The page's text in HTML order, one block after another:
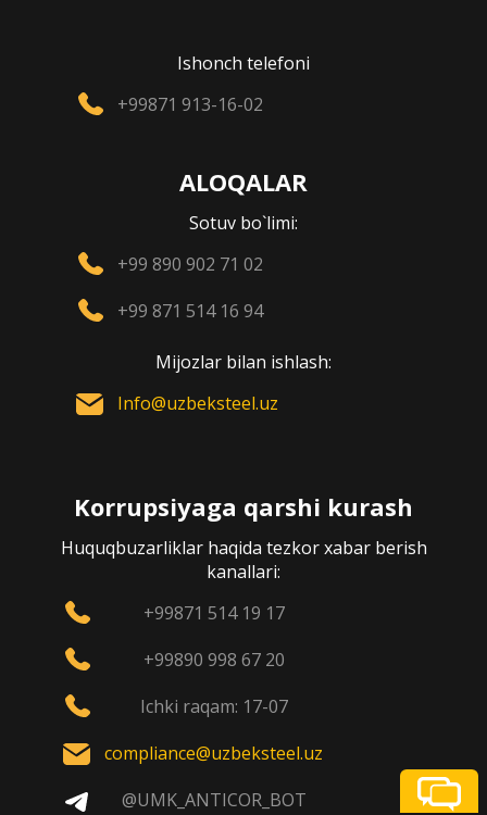
Ishonch telefoni
+99871 913-16-02
ALOQALAR
Sotuv bo`limi:
+99 890 902 71 02
+99 871 514 16 94
Mijozlar bilan ishlash:
Info@uzbeksteel.uz
Korrupsiyaga qarshi kurash
Huquqbuzarliklar haqida tezkor xabar berish
kanallari:
+99871 514 19 17
+99890 998 67 20
Ichki raqam: 17-07
compliance@uzbeksteel.uz
@UMK_ANTICOR_BOT